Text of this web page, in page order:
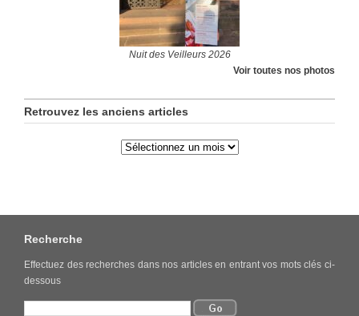
Nuit des Veilleurs 2026
Voir toutes nos photos
Retrouvez les anciens articles
Recherche
Effectuez des recherches dans nos articles en entrant vos mots clés ci-
dessous